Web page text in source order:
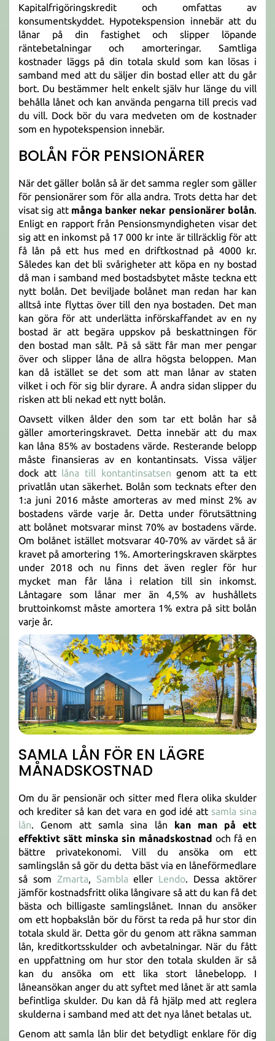
Kapitalfrigöringskredit och omfattas av
konsumentskyddet. Hypotekspension innebär att du
lånar på din fastighet och slipper löpande
räntebetalningar och amorteringar. Samtliga
kostnader läggs på din totala skuld som kan lösas i
samband med att du säljer din bostad eller att du går
bort. Du bestämmer helt enkelt själv hur länge du vill
behålla lånet och kan använda pengarna till precis vad
du vill. Dock bör du vara medveten om de kostnader
som en hypotekspension innebär.
BOLÅN FÖR PENSIONÄRER
När det gäller bolån så är det samma regler som gäller
för pensionärer som för alla andra. Trots detta har det
visat sig att många banker nekar pensionärer bolån.
Enligt en rapport från Pensionsmyndigheten visar det
sig att en inkomst på 17 000 kr inte är tillräcklig för att
få lån på ett hus med en driftkostnad på 4000 kr.
Således kan det bli svårigheter att köpa en ny bostad
då man i samband med bostadsbytet måste teckna ett
nytt bolån. Det beviljade bolånet man redan har kan
alltså inte flyttas över till den nya bostaden. Det man
kan göra för att underlätta införskaffandet av en ny
bostad är att begära uppskov på beskattningen för
den bostad man sålt. På så sätt får man mer pengar
över och slipper låna de allra högsta beloppen. Man
kan då istället se det som att man lånar av staten
vilket i och för sig blir dyrare. Å andra sidan slipper du
risken att bli nekad ett nytt bolån.
Oavsett vilken ålder den som tar ett bolån har så
gäller amorteringskravet. Detta innebär att du max
kan låna 85% av bostadens värde. Resterande belopp
måste finansieras av en kontantinsats. Vissa väljer
dock att låna till kontantinsatsen genom att ta ett
privatlån utan säkerhet. Bolån som tecknats efter den
1:a juni 2016 måste amorteras av med minst 2% av
bostadens värde varje år. Detta under förutsättning
att bolånet motsvarar minst 70% av bostadens värde.
Om bolånet istället motsvarar 40-70% av värdet så är
kravet på amortering 1%. Amorteringskraven skärptes
under 2018 och nu finns det även regler för hur
mycket man får låna i relation till sin inkomst.
Låntagare som lånar mer än 4,5% av hushållets
bruttoinkomst måste amortera 1% extra på sitt bolån
varje år.
SAMLA LÅN FÖR EN LÄGRE
MÅNADSKOSTNAD
Om du är pensionär och sitter med flera olika skulder
och krediter så kan det vara en god idé att samla sina
lån. Genom att samla sina lån kan man på ett
effektivt sätt minska sin månadskostnad och få en
bättre privatekonomi. Vill du ansöka om ett
samlingslån så gör du detta bäst via en låneförmedlare
så som Zmarta, Sambla eller Lendo. Dessa aktörer
jämför kostnadsfritt olika långivare så att du kan få det
bästa och billigaste samlingslånet. Innan du ansöker
om ett hopbakslån bör du först ta reda på hur stor din
totala skuld är. Detta gör du genom att räkna samman
lån, kreditkortsskulder och avbetalningar. När du fått
en uppfattning om hur stor den totala skulden är så
kan du ansöka om ett lika stort lånebelopp. I
låneansökan anger du att syftet med lånet är att samla
befintliga skulder. Du kan då få hjälp med att reglera
skulderna i samband med att det nya lånet betalas ut.
Genom att samla lån blir det betydligt enklare för dig